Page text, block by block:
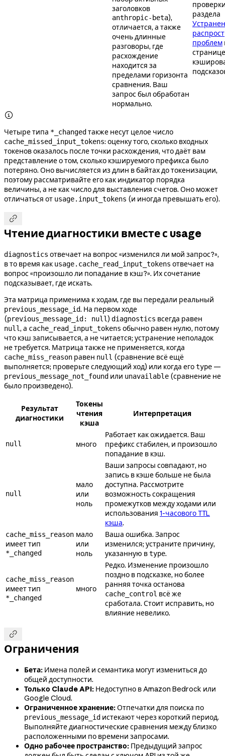
заголовков
anthropic-beta),
отличается, а также
очень длинные
разговоры, где
расхождение
находится за
пределами горизонта
сравнения. Ваш
запрос был обработан
нормально.
раздела
проблем
странице

Четыре типа *_changed также несут целое число
cache_missed_input_tokens: оценку того, сколько входных
токенов оказалось после точки расхождения, что даёт вам
представление о том, сколько кэшируемого префикса было
потеряно. Оно вычисляется из длин в байтах до токенизации,
поэтому рассматривайте его как индикатор порядка
величины, а не как число для выставления счетов. Оно может
отличаться от usage.input_tokens (и иногда превышать его).

Чтение диагностики вместе с usage
diagnostics отвечает на вопрос «изменился ли мой запрос?»,
в то время как usage.cache_read_input_tokens отвечает на
вопрос «произошло ли попадание в кэш?». Их сочетание
подсказывает, где искать.
Эта матрица применима к ходам, где вы передали реальный
previous_message_id. На первом ходе
(previous_message_id: null) diagnostics всегда равен
null, а cache_read_input_tokens обычно равен нулю, потому
что кэш записывается, а не читается; устранение неполадок
не требуется. Матрица также не применяется, когда
cache_miss_reason равен null (сравнение всё ещё
выполняется; проверьте следующий ход) или когда егоtype —
previous_message_not_found или unavailable (сравнение не
было произведено).
Результат
диагностики
Токены
чтения
кэша
Интерпретация
null много
Работает как ожидается. Ваш
префикс стабилен, и произошло
попадание в кэш.
null
мало
или
ноль
Ваши запросы совпадают, но
запись в кэше больше не была
доступна. Рассмотрите
возможность сокращения
промежутков между ходами или
использования 1-часового TTL
кэша.
cache_miss_reason
имеет тип
*_changed
мало
или
ноль
Ваша ошибка. Запрос
изменился; устраните причину,
указанную вtype.
cache_miss_reason
имеет тип
*_changed
много
Редко. Изменение произошло
поздно в подсказке, но более
ранняя точка останова
cache_control всё же
сработала. Стоит исправить, но
влияние невелико.

Ограничения
Бета: Имена полей и семантика могут измениться до
общей доступности.
Только Claude API: Недоступно в Amazon Bedrock или
Google Cloud.
Ограниченное хранение:Отпечатки для поиска по
previous_message_id истекают через короткий период.
Выполняйте диагностические сравнения между близко
расположенными по времени запросами.
Одно рабочее пространство: Предыдущий запрос